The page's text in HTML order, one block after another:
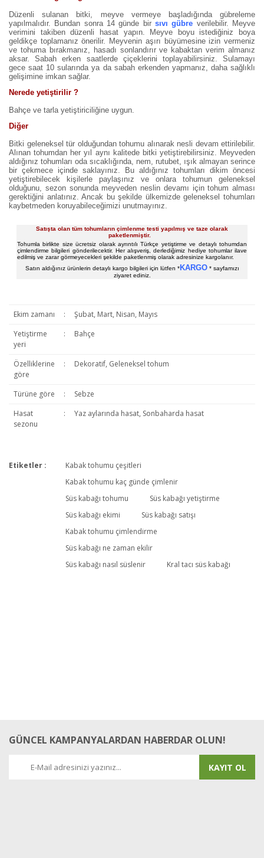
Düzenli sulanan bitki, meyve vermeye başladığında gübreleme
yapılmalıdır. Bundan sonra 14 günde bir sıvı gübre verilebilir. Meyve
verimini takiben düzenli hasat yapın. Meyve boyu istediğiniz boya
geldikçe toplamanız önerilir. Meyvenin aşırı büyümesine izin vermeniz
ve tohuma bırakmanız, hasadı sonlandırır ve kabaktan verim almanız
aksar. Sabah erken saatlerde çiçeklerini toplayabilirsiniz. Sulamayı
gece saat 10 sularında ya da sabah erkenden yapmanız, daha sağlıklı
gelişimine imkan sağlar.
Nerede yetiştirilir ?
Bahçe ve tarla yetiştiriciliğine uygun.
Diğer
Bitki geleneksel tür olduğundan tohumu alınarak nesli devam ettirilebilir.
Alınan tohumdan her yıl aynı kalitede bitki yetiştirebilirsiniz. Meyveden
aldığınız tohumları oda sıcaklığında, nem, rutubet, ışık almayan serince
bir çekmece içinde saklayınız. Bu aldığınız tohumları dikim öncesi
yetiştirebilecek kişilerle paylaşınız ve onlara tohumun geleneksel
olduğunu, sezon sonunda meyveden neslin devamı için tohum alması
gerektiğini anlatınız. Ancak bu şekilde ülkemizde geleneksel tohumları
kaybetmeden koruyabileceğimizi unutmayınız.
Satışta olan tüm tohumların çimlenme testi yapılmış ve taze olarak
paketlenmiştir.
Tohumla birlikte size ücretsiz olarak ayrıntılı Türkçe yetiştirme ve detaylı tohumdan
çimlendirme bilgileri gönderilecektir. Her alışveriş, derlediğimiz hediye tohumlar ilave
edilmiş ve zarar görmeyecekleri şekilde paketlenmiş olarak adresinize kargolanır.
Satın aldığınız ürünlerin detaylı kargo bilgileri için lütfen *KARGO* sayfamızı
ziyaret ediniz.
Ekim zamanı :
Şubat, Mart, Nisan, Mayıs
Yetiştirme
yeri
: Bahçe
Özelliklerine
göre
: Dekoratif, Geleneksel tohum
Türüne göre :
Sebze
Hasat
sezonu
: Yaz aylarında hasat, Sonbaharda hasat
Bu ürüne ilk yorumu siz yapın!
Yorum Yaz
Etiketler :
Kabak tohumu çeşitleri
Kabak tohumu kaç günde çimlenir
Süs kabağı tohumu
Süs kabağı yetiştirme
Süs kabağı ekimi
Süs kabağı satışı
Kabak tohumu çimlendirme
Süs kabağı ne zaman ekilir
Süs kabağı nasıl süslenir
Kral tacı süs kabağı
GÜNCEL KAMPANYALARDAN HABERDAR OLUN!
KAYIT OL